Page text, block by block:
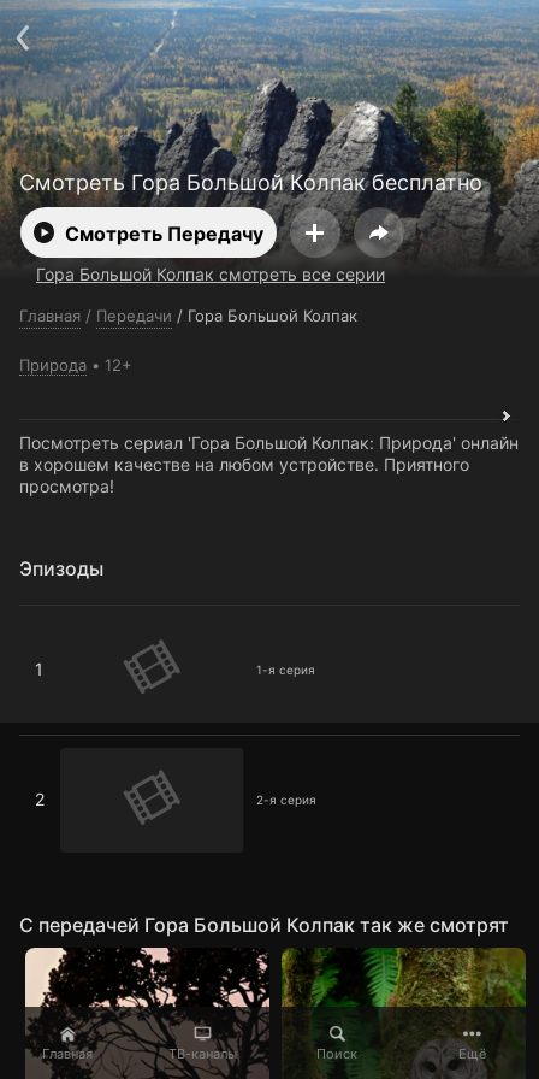
Главная ТВ-каналы Поиск Ещё
Смотреть Гора Большой Колпак бесплатно
Смотреть Передачу
Гора Большой Колпак смотреть все серии
Главная / Передачи / Гора Большой Колпак
Природа 12+
Посмотреть сериал 'Гора Большой Колпак: Природа' онлайн
в хорошем качестве на любом устройстве. Приятного
просмотра!
Эпизоды
1 1-я серия
2 2-я серия
C передачей Гора Большой Колпак так же смотрят
Поддержка:support@24h.tv
О сервисе
Пользовательское соглашение
Политика конфиденциальности
Для партнёров
Открыть приложение
Ввести промокод
Установить на ТВ
Бесплатные каналы Контакты